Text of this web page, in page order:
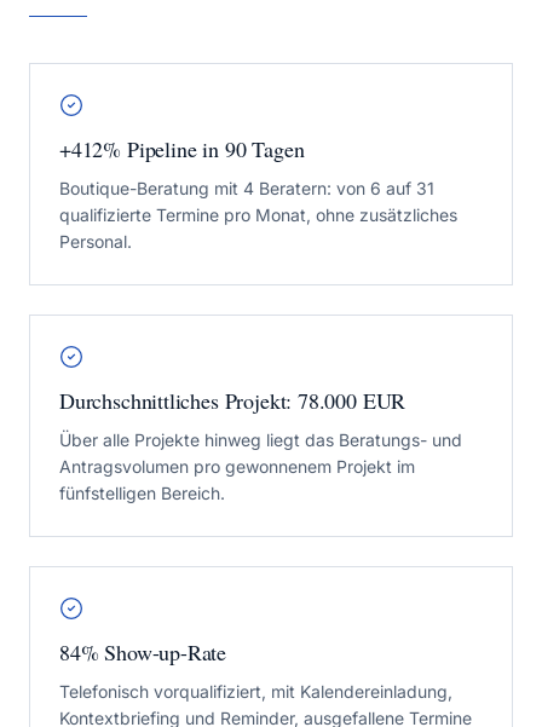
+412% Pipeline in 90 Tagen
Boutique-Beratung mit 4 Beratern: von 6 auf 31
qualifizierte Termine pro Monat, ohne zusätzliches
Personal.
Durchschnittliches Projekt: 78.000 EUR
Über alle Projekte hinweg liegt das Beratungs- und
Antragsvolumen pro gewonnenem Projekt im
fünfstelligen Bereich.
84% Show-up-Rate
Telefonisch vorqualifiziert, mit Kalendereinladung,
Kontextbriefing und Reminder, ausgefallene Termine